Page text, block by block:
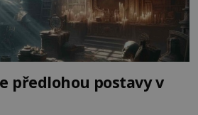
předlohou postavy v